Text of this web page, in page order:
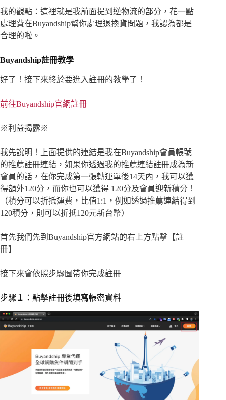
我的觀點：這裡就是我前面提到逆物流的部分，花一點
處理費在Buyandship幫你處理退換貨問題，我認為都是
合理的啦。
Buyandship註冊教學
好了！接下來終於要進入註冊的教學了！
前往Buyandship官網註冊
※利益揭露※
我先說明！上面提供的連結是我在Buyandship會員帳號
的推薦註冊連結，如果你透過我的推薦連結註冊成為新
會員的話，在你完成第一張轉運單後14天內，我可以獲
得額外120分，而你也可以獲得 120分及會員迎新積分！
（積分可以折抵運費，比值1:1，例如透過推薦連結得到
120積分，則可以折抵120元新台幣）
首先我們先到Buyandship官方網站的右上方點擊【註
冊】
接下來會依照步驟圖帶你完成註冊
步驟１：點擊註冊後填寫帳密資料